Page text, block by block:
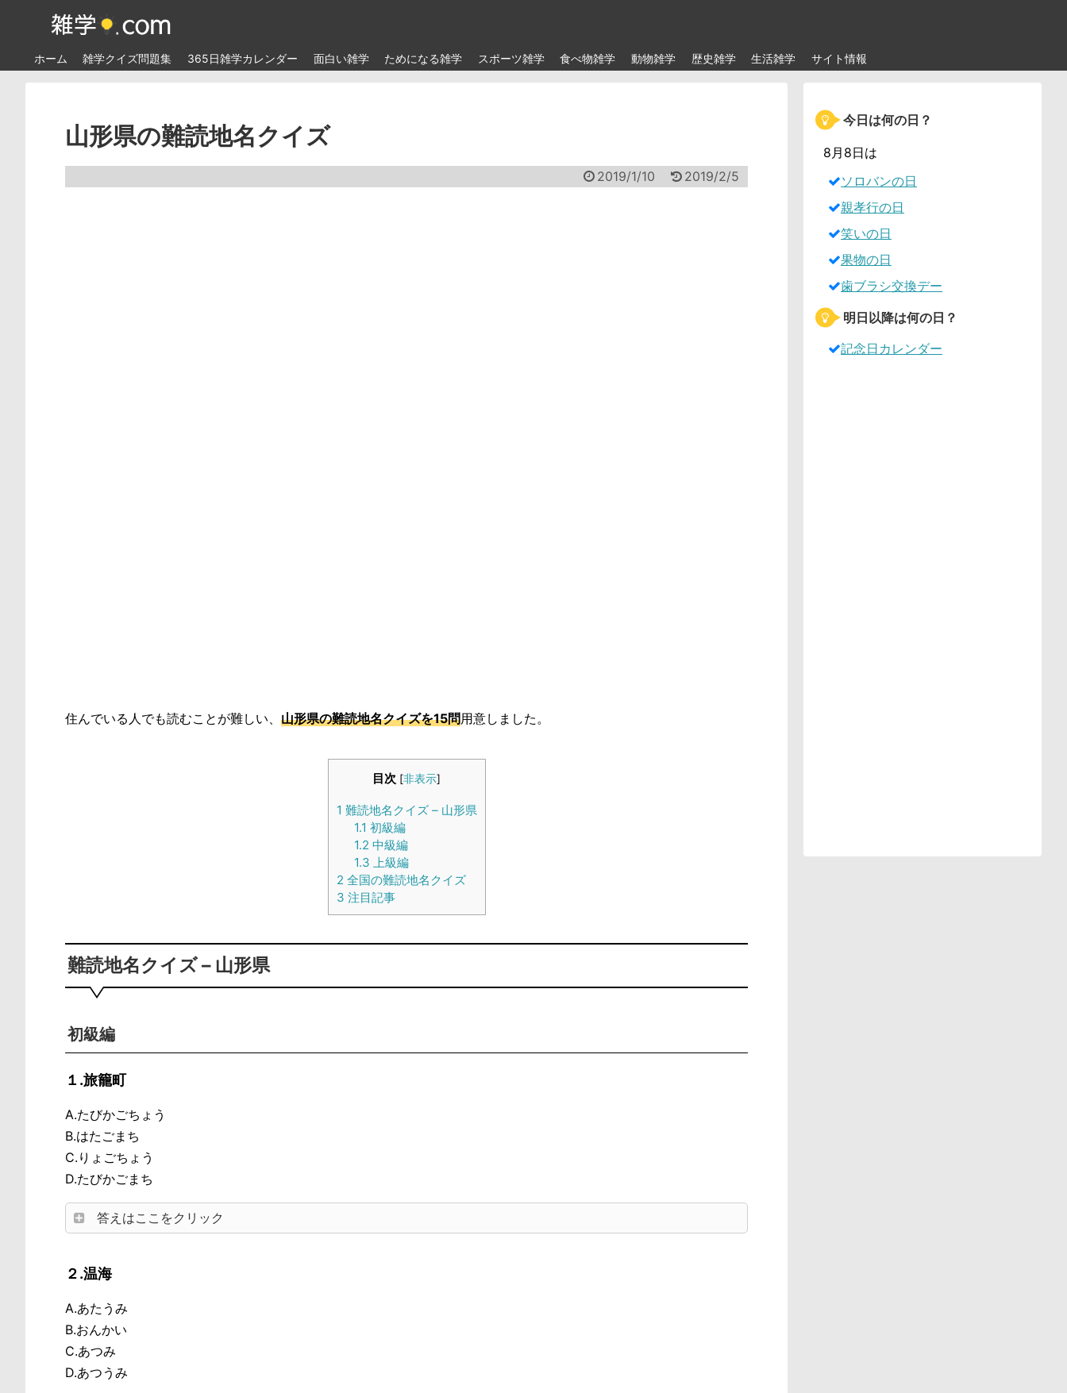
ホーム 雑学クイズ問題集 365日雑学カレンダー 面白い雑学 ためになる雑学 スポーツ雑学 食べ物雑学 動物雑学 歴史雑学 生活雑学 サイト情報
山形県の難読地名クイズ
2019/1/10 2019/2/5
住んでいる人でも読むことが難しい、 山形県の難読地名クイズを15問用意しました。
目次 [非表示]
1 難読地名クイズ – 山形県
1.1 初級編
1.2 中級編
1.3 上級編
2 全国の難読地名クイズ
3 注目記事
難読地名クイズ – 山形県
初級編
１.旅籠町
A.たびかごちょう
B.はたごまち
C.りょごちょう
D.たびかごまち
答えはここをクリック
２.温海
A.あたうみ
B.おんかい
C.あつみ
D.あつうみ
今日は何の日？
8月8日は
ソロバンの日
親孝行の日
笑いの日
果物の日
歯ブラシ交換デー
明日以降は何の日？
記念日カレンダー